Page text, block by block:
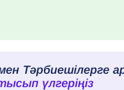
Тәрбиешілерге
үлгеріңіз